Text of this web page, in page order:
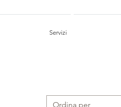
Servizi
Ordina per